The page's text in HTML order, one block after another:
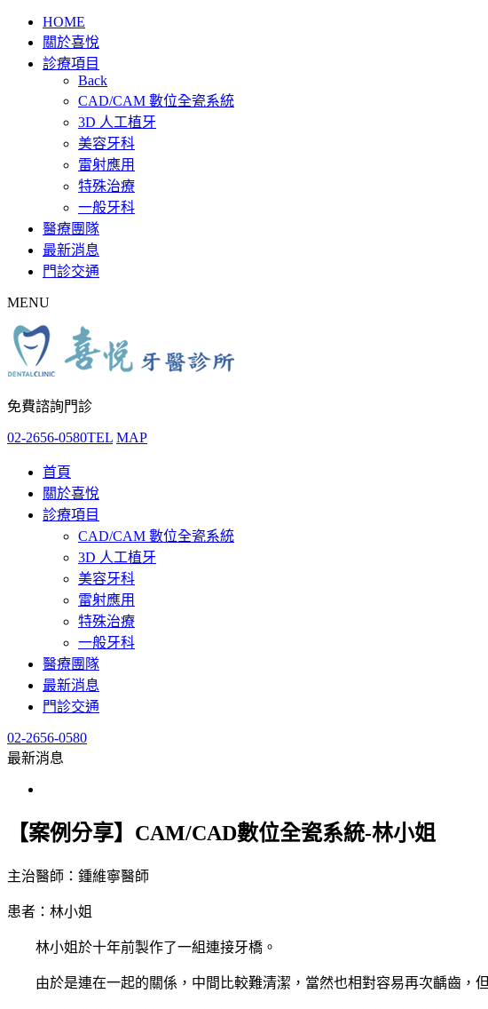
HOME
關於喜悅
診療項目
Back
CAD/CAM 數位全瓷系統
3D 人工植牙
美容牙科
雷射應用
特殊治療
一般牙科
醫療團隊
最新消息
門診交通
MENU
免費諮詢門診
02-2656-0580TEL MAP
首頁
關於喜悅
診療項目
CAD/CAM 數位全瓷系統
3D 人工植牙
美容牙科
雷射應用
特殊治療
一般牙科
醫療團隊
最新消息
門診交通
02-2656-0580
最新消息
【案例分享】CAM/CAD數位全瓷系統-林小姐
主治醫師：鍾維寧醫師
患者：林小姐
林小姐於十年前製作了一組連接牙橋。
由於是連在一起的關係，中間比較難清潔，當然也相對容易再次齲齒，